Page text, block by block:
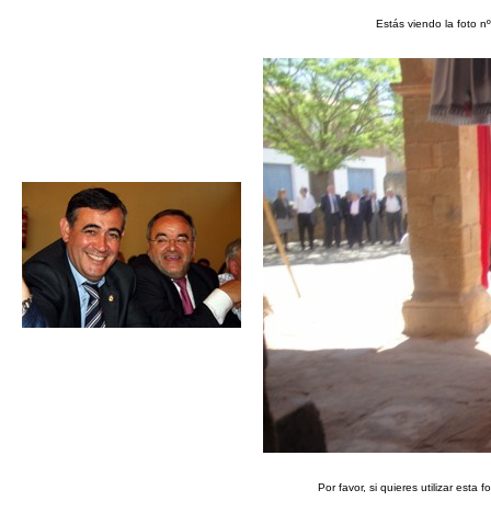
Estás viendo la foto
Por favor, si quieres utilizar esta